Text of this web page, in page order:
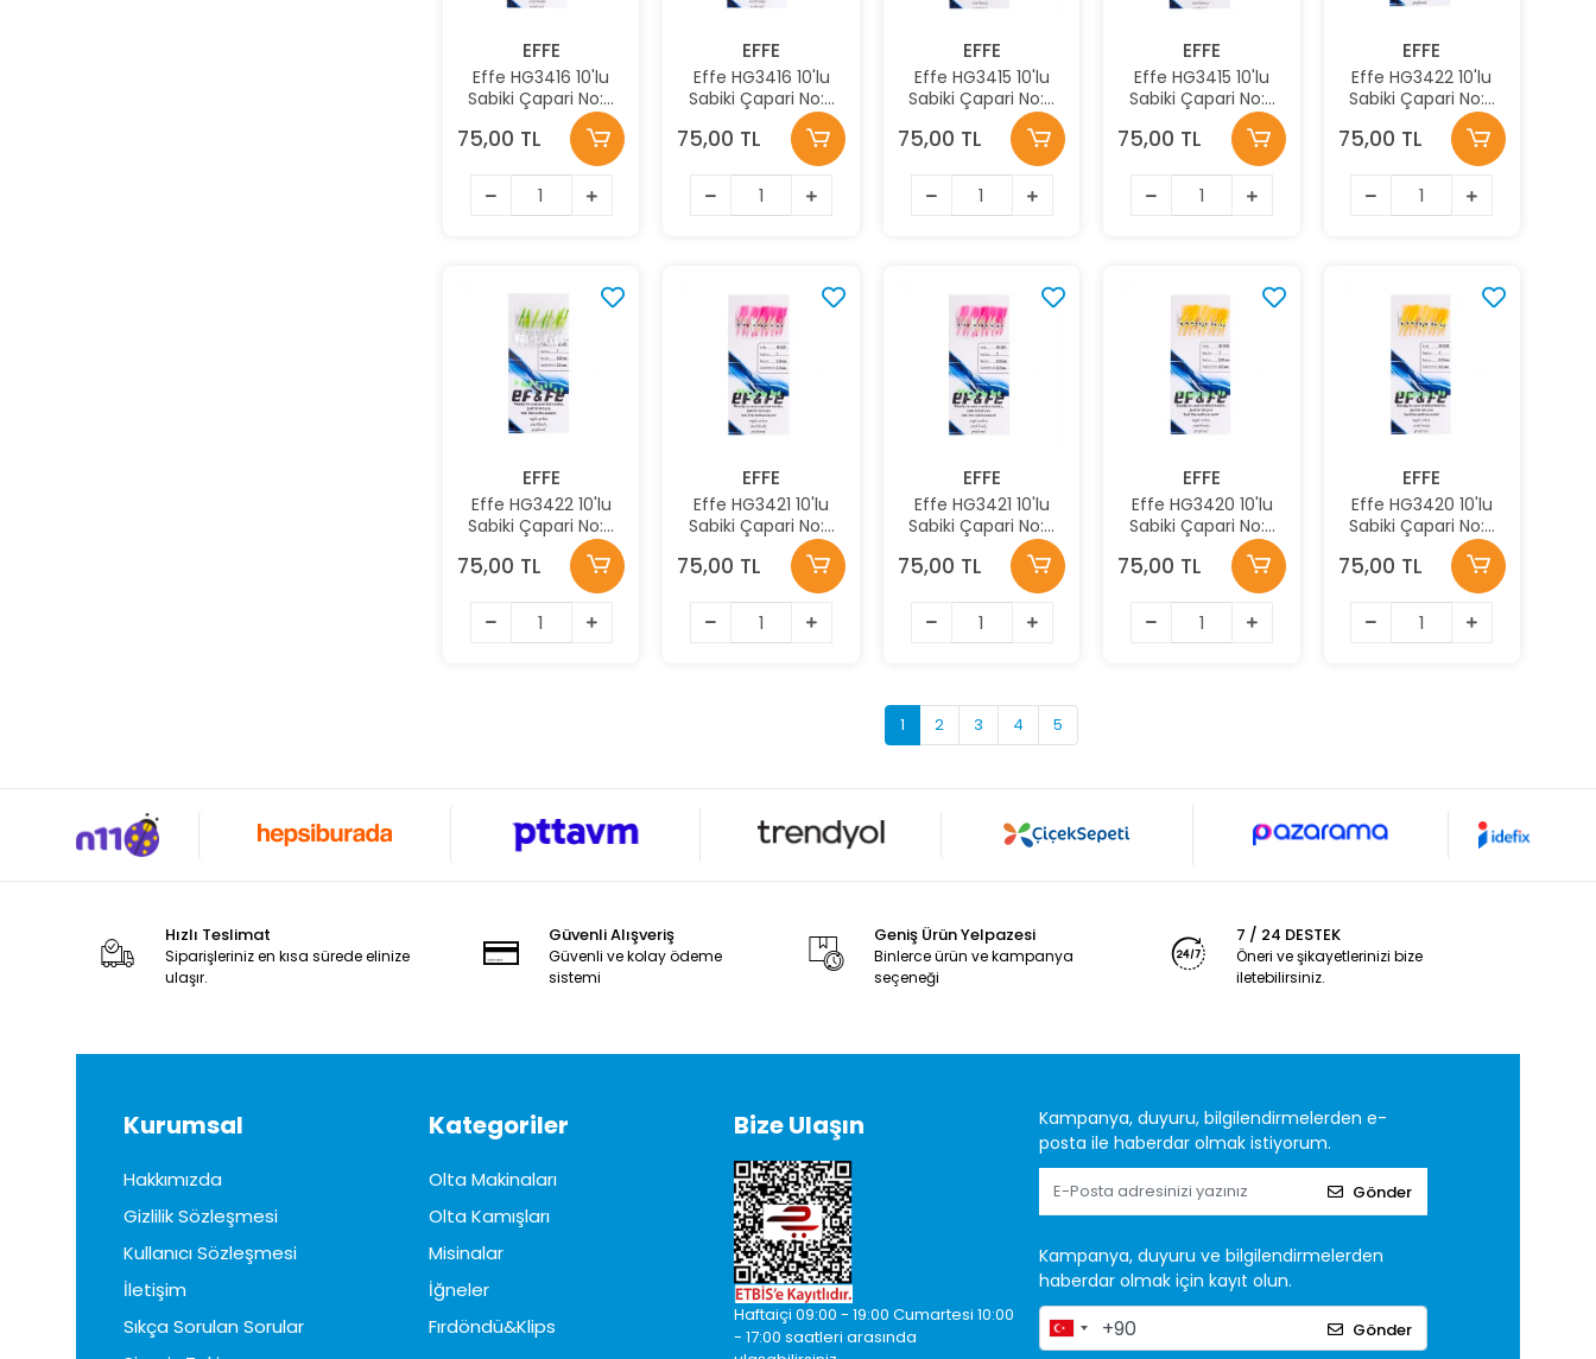
EFFE
Effe HG3416 10'lu
Sabiki Çapari No:7
Renk:3416
75,00 TL
EFFE
Effe HG3416 10'lu
Sabiki Çapari No:9
Renk:3416
75,00 TL
EFFE
Effe HG3415 10'lu
Sabiki Çapari No:9
Renk:3415
75,00 TL
EFFE
Effe HG3415 10'lu
Sabiki Çapari No:7
Renk:3415
75,00 TL
EFFE
Effe HG3422 10'lu
Sabiki Çapari No:7
Renk:3422
75,00 TL
EFFE
Effe HG3422 10'lu
Sabiki Çapari No:9
Renk:3422
75,00 TL
EFFE
Effe HG3421 10'lu
Sabiki Çapari No:9
Renk:3421
75,00 TL
EFFE
Effe HG3421 10'lu
Sabiki Çapari No:7
Renk:3421
75,00 TL
EFFE
Effe HG3420 10'lu
Sabiki Çapari No:9
Renk:3420
75,00 TL
EFFE
Effe HG3420 10'lu
Sabiki Çapari No:7
Renk:3420
75,00 TL
1 2 3 4 5
Hızlı Teslimat
Siparişleriniz en kısa sürede elinize
ulaşır.
Güvenli Alışveriş
Güvenli ve kolay ödeme
sistemi
Geniş Ürün Yelpazesi
Binlerce ürün ve kampanya
seçeneği
7 / 24 DESTEK
Öneri ve şikayetlerinizi bize
iletebilirsiniz.
Kurumsal
Hakkımızda
Gizlilik Sözleşmesi
Kullanıcı Sözleşmesi
İletişim
Sıkça Sorulan Sorular
Kategoriler
Olta Makinaları
Olta Kamışları
Misinalar
İğneler
Fırdöndü&Klips
Bize Ulaşın
Haftaiçi 09:00 - 19:00 Cumartesi 10:00
- 17:00 saatleri arasında
Kampanya, duyuru, bilgilendirmelerden e-
posta ile haberdar olmak istiyorum.
Gönder
Kampanya, duyuru ve bilgilendirmelerden
haberdar olmak için kayıt olun.
Gönder